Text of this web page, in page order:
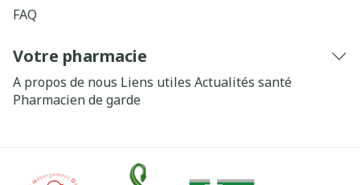
FAQ
Votre pharmacie
A propos de nous Liens utiles Actualités santé
Pharmacien de garde